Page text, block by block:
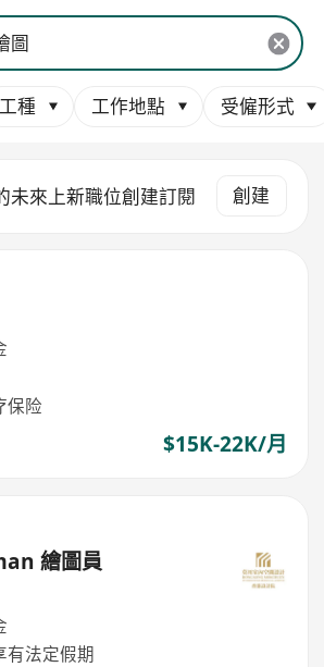
工種 工作地點 受僱形式
未來上新職位創建訂閱 創建
保险
$15K-22K/月
繪圖員
有法定假期